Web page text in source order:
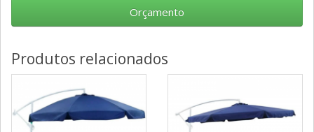
Orçamento
Produtos relacionados